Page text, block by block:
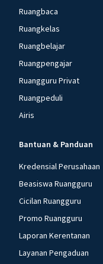
Ruangbaca
Ruangkelas
Ruangbelajar
Ruangpengajar
Ruangguru Privat
Ruangpeduli
Airis
Bantuan & Panduan
Kredensial Perusahaan
Beasiswa Ruangguru
Cicilan Ruangguru
Promo Ruangguru
Laporan Kerentanan
Layanan Pengaduan